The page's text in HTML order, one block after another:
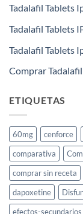
Tadalafil Tablets
Tadalafil Tablets
Tadalafil Tablets
Comprar
ETIQUETAS
60mg cenforce
comparativa
comprar sin receta
dapoxetine
efectos-secundarios